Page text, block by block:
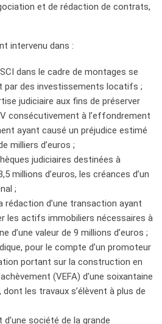
et de rédaction de contrats,
intervenu dans :
dans le cadre de montages se
par des investissements locatifs ;
judiciaire aux fins de préserver
consécutivement à l’effondrement
ayant causé un préjudice estimé
milliers d’euros ;
judiciaires destinées à
millions d’euros, les créances d’un
;
rédaction d’une transaction ayant
les actifs immobiliers nécessaires à
d’une valeur de 9 millions d’euros ;
pour le compte d’un promoteur
portant sur la construction en
(VEFA) d’une soixantaine
les travaux s’élèvent à plus de
d’une société de la grande